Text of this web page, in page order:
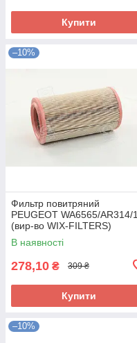
Купити
–10%
Фильтр повитряний
PEUGEOT WA6565/AR314/1
(вир-во WIX-FILTERS)
WA6565 UA58
В наявності
278,10 ₴ 309 ₴
Купити
–10%